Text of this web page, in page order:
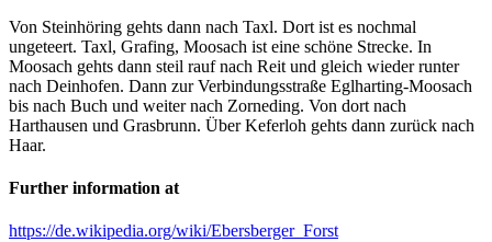
Von Steinhöring gehts dann nach Taxl. Dort ist es nochmal
ungeteert. Taxl, Grafing, Moosach ist eine schöne Strecke. In
Moosach gehts dann steil rauf nach Reit und gleich wieder runter
nach Deinhofen. Dann zur Verbindungsstraße Eglharting-Moosach
bis nach Buch und weiter nach Zorneding. Von dort nach
Harthausen und Grasbrunn. Über Keferloh gehts dann zurück nach
Haar.
Further information at
https://de.wikipedia.org/wiki/Ebersberger_Forst